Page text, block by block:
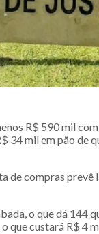
R$ 590 mil
34 mil em pão de
de compras prevê
o que dá 144
que custará R$ 4